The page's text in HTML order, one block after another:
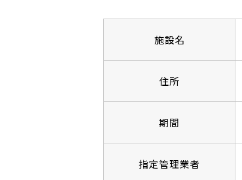
施設名
住所
期間
指定管理業者